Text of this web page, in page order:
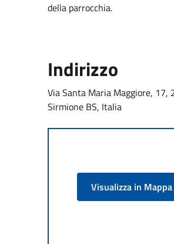
della parrocchia.
Indirizzo
Via Santa Maria Maggiore, 17,
Sirmione BS, Italia
Visualizza in Mappa